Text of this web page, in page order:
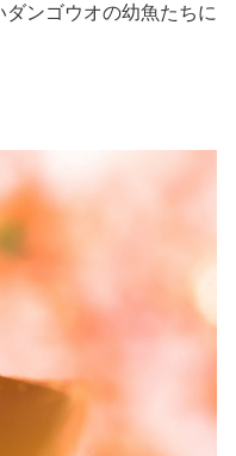
ンゴウオの幼魚たちに